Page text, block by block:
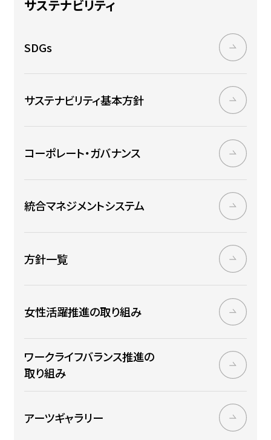
サステナビリティ
SDGs
サステナビリティ基本方針
コーポレート・ガバナンス
統合マネジメントシステム
方針一覧
女性活躍推進の取り組み
ワークライフバランス推進の
取り組み
アーツギャラリー